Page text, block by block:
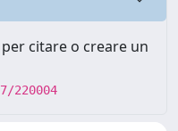
citare o creare un
220004